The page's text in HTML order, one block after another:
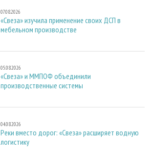
07.08.2026
«Свеза» изучила применение своих ДСП в
мебельном производстве
05.08.2026
«Свеза» и ММПОФ объединили
производственные системы
04.08.2026
Реки вместо дорог: «Свеза» расширяет водную
логистику